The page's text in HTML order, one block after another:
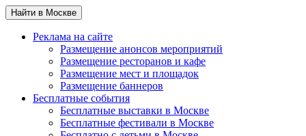
Найти в Москве
Реклама на сайте
Размещение анонсов мероприятий
Размещение ресторанов и кафе
Размещение мест и площадок
Размещение баннеров
Бесплатные события
Бесплатные выставки в Москве
Бесплатные фестивали в Москве